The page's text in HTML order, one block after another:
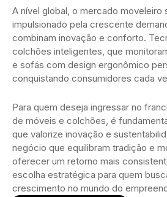
A nível global, o mercado moveleiro
impulsionado pela crescente
combinam inovação e conforto.
colchões inteligentes, que
e sofás com design ergonômico
conquistando consumidores cada
Para quem deseja ingressar no
de móveis e colchões, é
que valorize inovação e
negócio que equilibram tradição e
oferecer um retorno mais
escolha estratégica para quem
crescimento no mundo do